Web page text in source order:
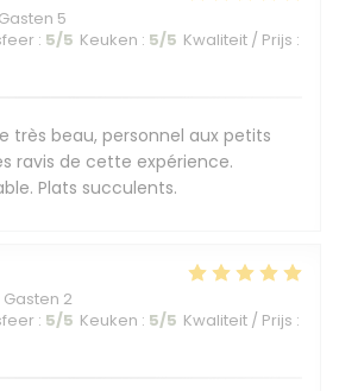
5
: 5/5 Keuken : 5/5 Kwaliteit / Prijs :
très beau, personnel aux petits
ravis de cette expérience.
Plats succulents.
Gasten 2
: 5/5 Keuken : 5/5 Kwaliteit / Prijs :